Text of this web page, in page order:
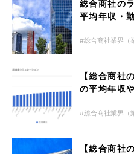
総合商社の
平均年収・
総合商社業界（
【総合商社
の平均年収
総合商社業界（
【総合商社